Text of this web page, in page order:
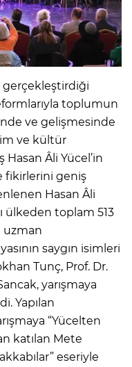
gerçekleştirdiği
toplumun
ve gelişmesinde
ve kültür
Hasan Âli Yücel’in
fikirlerini geniş
Hasan Âli
ülkeden toplam 513
uzman
saygın isimleri
Tunç, Prof. Dr.
yarışmaya
Yapılan
“Yücelten
katılan Mete
eseriyle